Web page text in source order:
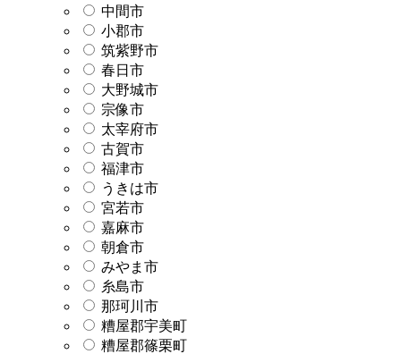
中間市
小郡市
筑紫野市
春日市
大野城市
宗像市
太宰府市
古賀市
福津市
うきは市
宮若市
嘉麻市
朝倉市
みやま市
糸島市
那珂川市
糟屋郡宇美町
糟屋郡篠栗町